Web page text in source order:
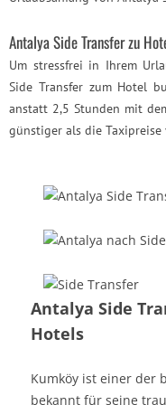
Antalya Side Transfer zu
Um stressfrei in Ihrem
Side Transfer zum Hotel
anstatt 2,5 Stunden mit
günstiger als die Taxipreise
Antalya Side
Hotels
Kumköy ist einer der
bekannt für seine